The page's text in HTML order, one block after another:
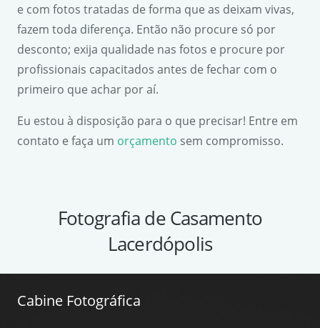
e com fotos tratadas de forma que as deixam vivas,
fazem toda diferença. Então não procure só por
desconto; exija qualidade nas fotos e procure por
profissionais capacitados antes de fechar com o
primeiro que achar por aí.
Eu estou à disposição para o que precisar! Entre em
contato e faça um orçamento sem compromisso.
Fotografia de Casamento
Lacerdópolis
Cabine Fotográfica